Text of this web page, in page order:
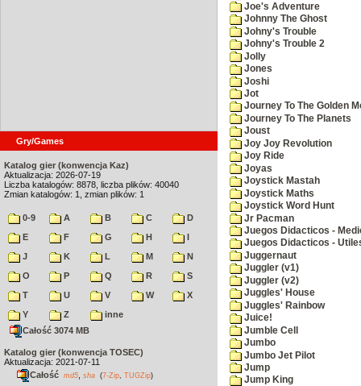
Gry/Games
Katalog gier (konwencja Kaz)
Aktualizacja: 2026-07-19
Liczba katalogów: 8878, liczba plików: 40040
Zmian katalogów: 1, zmian plików: 1
0-9 A B C
D
E
F G H
I
J
K L M
N
O
P Q R
S
T
U V W
X
Y
Z
inne
Całość 3074 MB
Katalog gier (konwencja TOSEC)
Aktualizacja: 2021-07-11
Całość md5 sha (7-Zip TUGZip)
Joe's Adventure
Johnny The Ghost
Johny's Trouble
Johny's Trouble 2
Jolly
Jones
Joshi
Jot
Journey To The Golden
Journey To The Planets
Joust
Joy Joy Revolution
Joy Ride
Joyas
Joystick Mastah
Joystick Maths
Joystick Word Hunt
Jr Pacman
Juegos Didacticos -
Juegos Didacticos -
Juggernaut
Juggler (v1)
Juggler (v2)
Juggles' House
Juggles' Rainbow
Juice!
Jumble Cell
Jumbo
Jumbo Jet Pilot
Jump
Jump King